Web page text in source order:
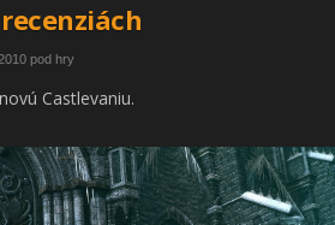
pod hry
Castlevaniu.